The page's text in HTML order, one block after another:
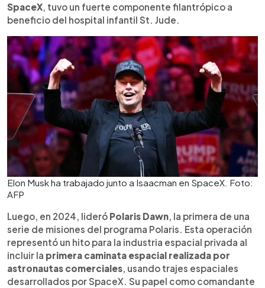
SpaceX , tuvo un fuerte componente filantrópico a
beneficio del hospital infantil St. Jude.
Elon Musk ha trabajado junto a Isaacman en SpaceX. Foto:
AFP
Luego, en 2024, lideró Polaris Dawn, la primera de una
serie de misiones del programa Polaris. Esta operación
representó un hito para la industria espacial privada al
incluir la primera caminata espacial realizada por
astronautas comerciales, usando trajes espaciales
desarrollados por SpaceX. Su papel como comandante